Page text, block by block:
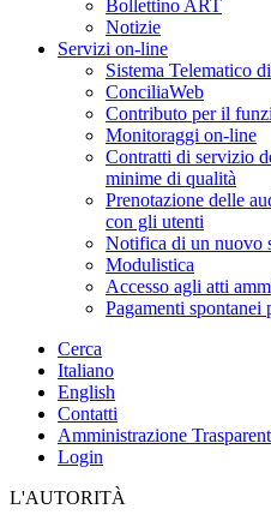
Bollettino ART
Notizie
Servizi on-line
Sistema Telematico
ConciliaWeb
Contributo per il
Monitoraggi on-line
Contratti di servizio
minime di qualità
Prenotazione delle
con gli utenti
Notifica di un nuovo
Modulistica
Accesso agli atti
Pagamenti spontanei
Cerca
Italiano
English
Contatti
Amministrazione
Login
L'AUTORITÀ